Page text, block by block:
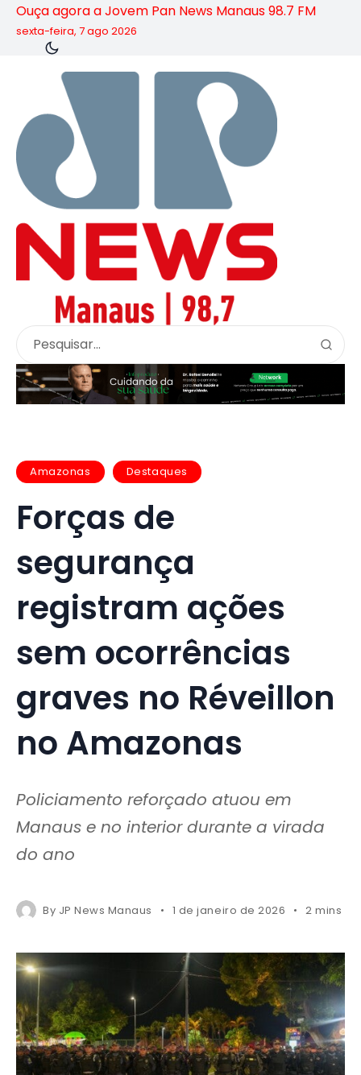
Ouça agora a Jovem Pan News Manaus 98.7 FM
sexta-feira, 7 ago 2026
Amazonas Destaques
Forças de
segurança
registram ações
sem ocorrências
graves no Réveillon
no Amazonas
Policiamento reforçado atuou em
Manaus e no interior durante a virada
do ano
By JP News Manaus 1 de janeiro de 2026 2 mins